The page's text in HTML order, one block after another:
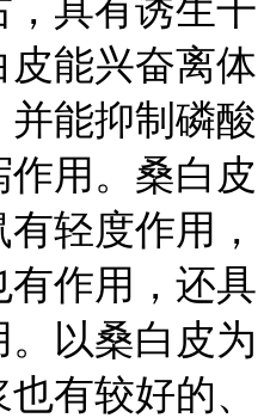
具有诱生干
能兴奋离体
能抑制磷酸
用。桑白皮
轻度作用，
作用，还具
以桑白皮为
有较好的、